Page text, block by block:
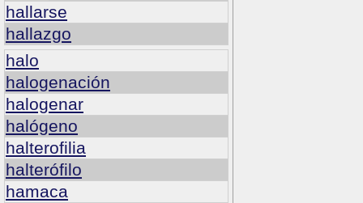
hallarse
hallazgo
halo
halogenación
halogenar
halógeno
halterofilia
halterófilo
hamaca